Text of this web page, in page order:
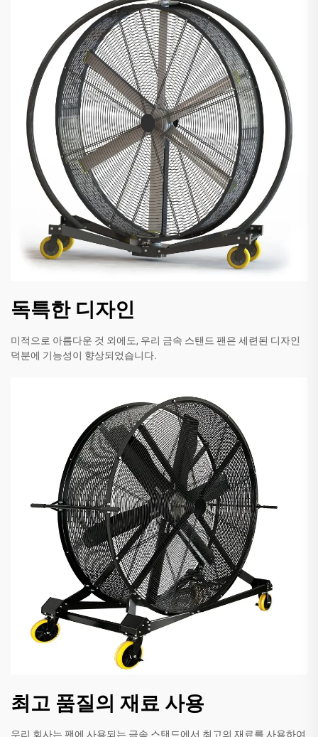
독특한 디자인
미적으로 아름다운 것 외에도, 우리 금속 스탠드 팬은 세련된 디자인
덕분에 기능성이 향상되었습니다.
최고 품질의 재료 사용
우리 회사는 팬에 사용되는 금속 스탠드에서 최고의 재료를 사용하여